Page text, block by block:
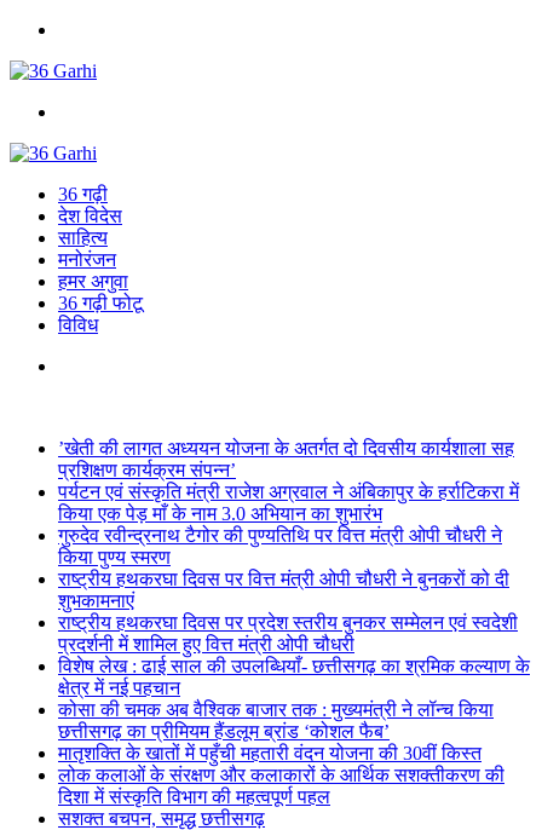
36 गढ़ी
देश विदेस
साहित्य
मनोरंजन
हमर अगुवा
36 गढ़ी फोटू
विविध
’खेती की लागत अध्ययन योजना के अतर्गत दो दिवसीय कार्यशाला सह
प्रशिक्षण कार्यक्रम संपन्न’
पर्यटन एवं संस्कृति मंत्री राजेश अग्रवाल ने अंबिकापुर के हर्राटिकरा में
किया एक पेड़ माँ के नाम 3.0 अभियान का शुभारंभ
गुरुदेव रवीन्द्रनाथ टैगोर की पुण्यतिथि पर वित्त मंत्री ओपी चौधरी ने
किया पुण्य स्मरण
राष्ट्रीय हथकरघा दिवस पर वित्त मंत्री ओपी चौधरी ने बुनकरों को दी
शुभकामनाएं
राष्ट्रीय हथकरघा दिवस पर प्रदेश स्तरीय बुनकर सम्मेलन एवं स्वदेशी
प्रदर्शनी में शामिल हुए वित्त मंत्री ओपी चौधरी
विशेष लेख : ढाई साल की उपलब्धियाँ- छत्तीसगढ़ का श्रमिक कल्याण के
क्षेत्र में नई पहचान
कोसा की चमक अब वैश्विक बाजार तक : मुख्यमंत्री ने लॉन्च किया
छत्तीसगढ़ का प्रीमियम हैंडलूम ब्रांड ‘कोशल फैब’
मातृशक्ति के खातों में पहुँची महतारी वंदन योजना की 30वीं किस्त
लोक कलाओं के संरक्षण और कलाकारों के आर्थिक सशक्तीकरण की
दिशा में संस्कृति विभाग की महत्वपूर्ण पहल
सशक्त बचपन, समृद्ध छत्तीसगढ़